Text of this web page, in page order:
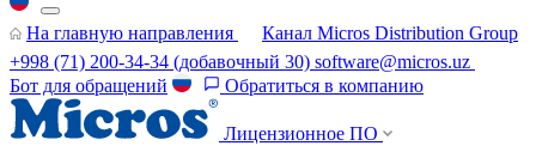
На главную направления
Канал Micros Distribution Group
+998 (71) 200-34-34 (добавочный 30) software@micros.uz
Бот для обращений
Обратиться в компанию
Лицензионное ПО